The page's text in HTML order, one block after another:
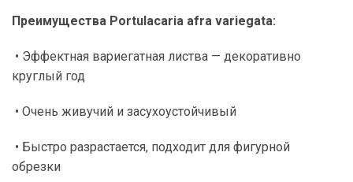
Преимущества Portulacaria afra variegata:
• Эффектная вариегатная листва — декоративно
круглый год
• Очень живучий и засухоустойчивый
• Быстро разрастается, подходит для фигурной
обрезки